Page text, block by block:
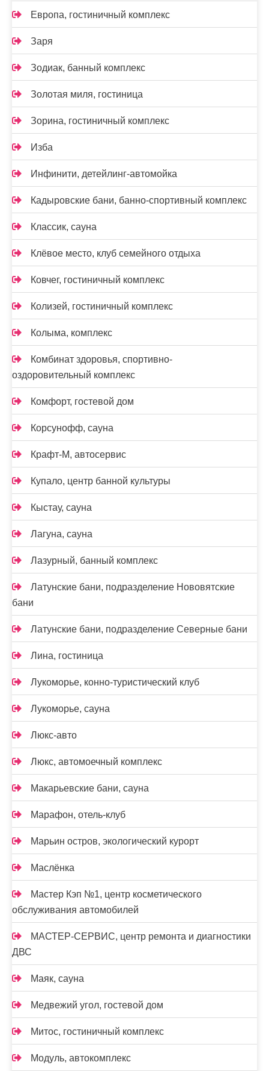
Европа, гостиничный комплекс
Заря
Зодиак, банный комплекс
Золотая миля, гостиница
Зорина, гостиничный комплекс
Изба
Инфинити, детейлинг-автомойка
Кадыровские бани, банно-спортивный комплекс
Классик, сауна
Клёвое место, клуб семейного отдыха
Ковчег, гостиничный комплекс
Колизей, гостиничный комплекс
Колыма, комплекс
Комбинат здоровья, спортивно-
оздоровительный комплекс
Комфорт, гостевой дом
Корсунофф, сауна
Крафт-М, автосервис
Купало, центр банной культуры
Кыстау, сауна
Лагуна, сауна
Лазурный, банный комплекс
Латунские бани, подразделение Нововятские
бани
Латунские бани, подразделение Северные бани
Лина, гостиница
Лукоморье, конно-туристический клуб
Лукоморье, сауна
Люкс-авто
Люкс, автомоечный комплекс
Макарьевские бани, сауна
Марафон, отель-клуб
Марьин остров, экологический курорт
Маслёнка
Мастер Кэп №1, центр косметического
обслуживания автомобилей
МАСТЕР-СЕРВИС, центр ремонта и диагностики
ДВС
Маяк, сауна
Медвежий угол, гостевой дом
Митос, гостиничный комплекс
Модуль, автокомплекс